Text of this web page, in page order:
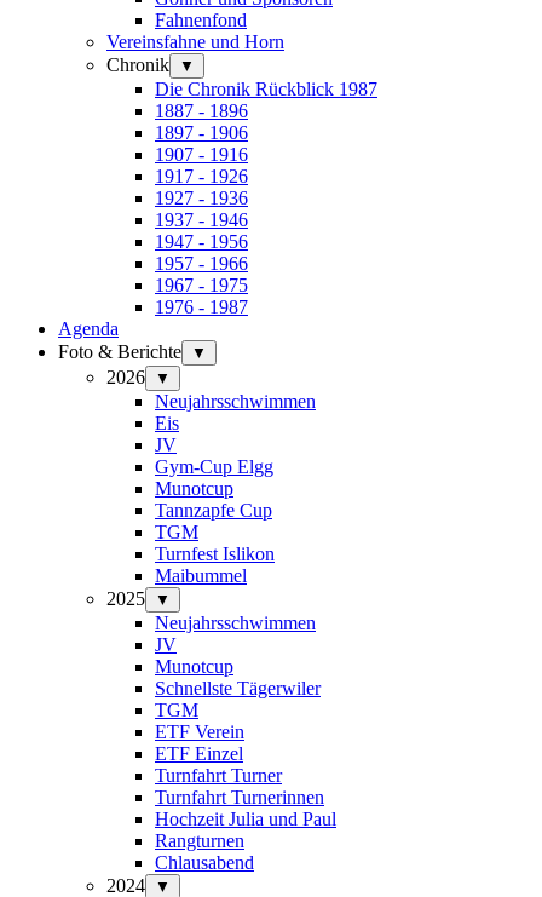
Fahnenfond
Vereinsfahne und Horn
Chronik
▼
Die Chronik Rückblick 1987
1887 - 1896
1897 - 1906
1907 - 1916
1917 - 1926
1927 - 1936
1937 - 1946
1947 - 1956
1957 - 1966
1967 - 1975
1976 - 1987
Agenda
Foto & Berichte
▼
2026 ▼
Neujahrsschwimmen
Eis
JV
Gym-Cup Elgg
Munotcup
Tannzapfe Cup
TGM
Turnfest Islikon
Maibummel
2025
▼
Neujahrsschwimmen
JV
Munotcup
Schnellste Tägerwiler
TGM
ETF Verein
ETF Einzel
Turnfahrt Turner
Turnfahrt Turnerinnen
Hochzeit Julia und Paul
Rangturnen
Chlausabend
2024
▼